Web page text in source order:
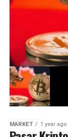
MARKET 1 year ago